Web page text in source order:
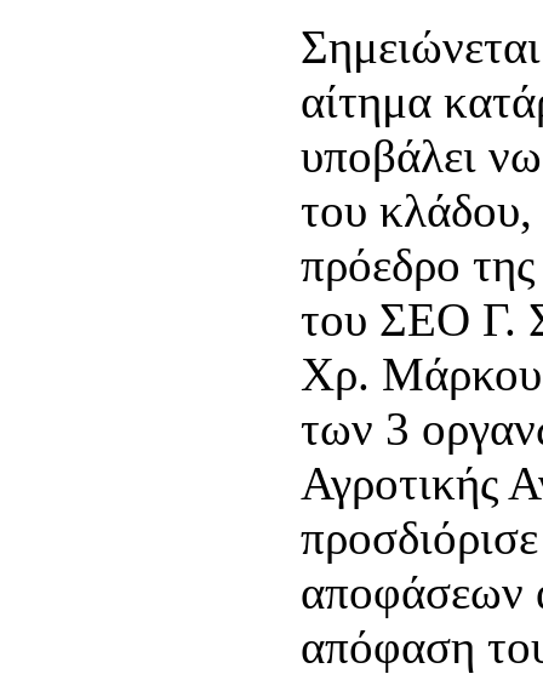
αίτημα
υποβάλει
του
πρόεδρο
του ΣΕΟ Γ.
Χρ. Μάρκου
των 3
Αγροτικής
αποφάσεων
απόφαση